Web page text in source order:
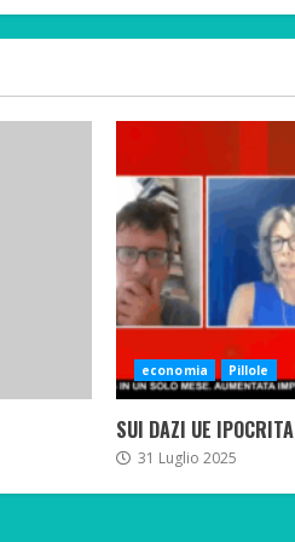
economia Pillole
SUI DAZI UE IPOCRITA
31 Luglio 2025